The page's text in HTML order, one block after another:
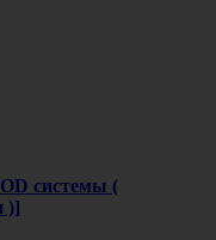
системы (
)]